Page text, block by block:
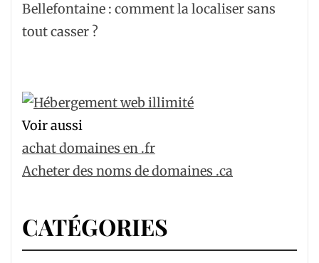
Bellefontaine : comment la localiser sans
tout casser ?
Voir aussi
achat domaines en .fr
Acheter des noms de domaines .ca
CATÉGORIES